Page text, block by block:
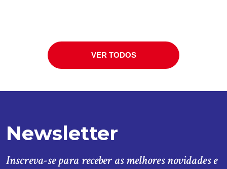
VER TODOS
Newsletter
Inscreva-se para receber as melhores novidades e